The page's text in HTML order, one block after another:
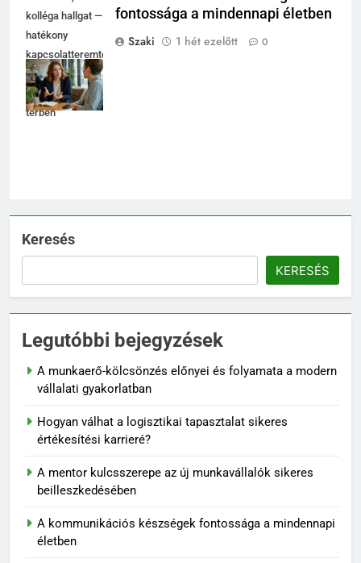
kolléga hallgat —
hatékony
kapcsolatteremtés
fényes
coworking
térben
fontossága a mindennapi életben
Szaki
1 hét ezelőtt 0
Keresés
KERESÉS
Legutóbbi bejegyzések
A munkaerő-kölcsönzés előnyei és folyamata a modern
vállalati gyakorlatban
Hogyan válhat a logisztikai tapasztalat sikeres
értékesítési karrieré?
A mentor kulcsszerepe az új munkavállalók sikeres
beilleszkedésében
A kommunikációs készségek fontossága a mindennapi
életben